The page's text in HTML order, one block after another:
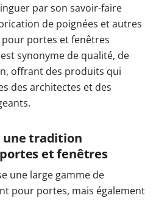
par son savoir-faire
de poignées et autres
portes et fenêtres
synonyme de qualité, de
offrant des produits qui
des architectes et des
une tradition
et fenêtres
une large gamme de
pour portes, mais également